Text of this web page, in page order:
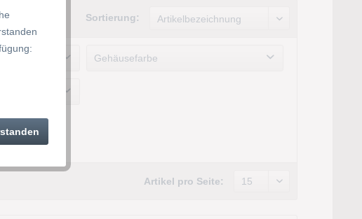
Sortierung:
Gehäusefarbe
79,00 €
Artikel pro Seite: